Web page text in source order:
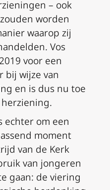
– ook
worden
waarop zij
Vos
voor een
bij wijze van
en is dus nu toe
echter om een
moment
van de Kerk
van jongeren
gaan: de viering